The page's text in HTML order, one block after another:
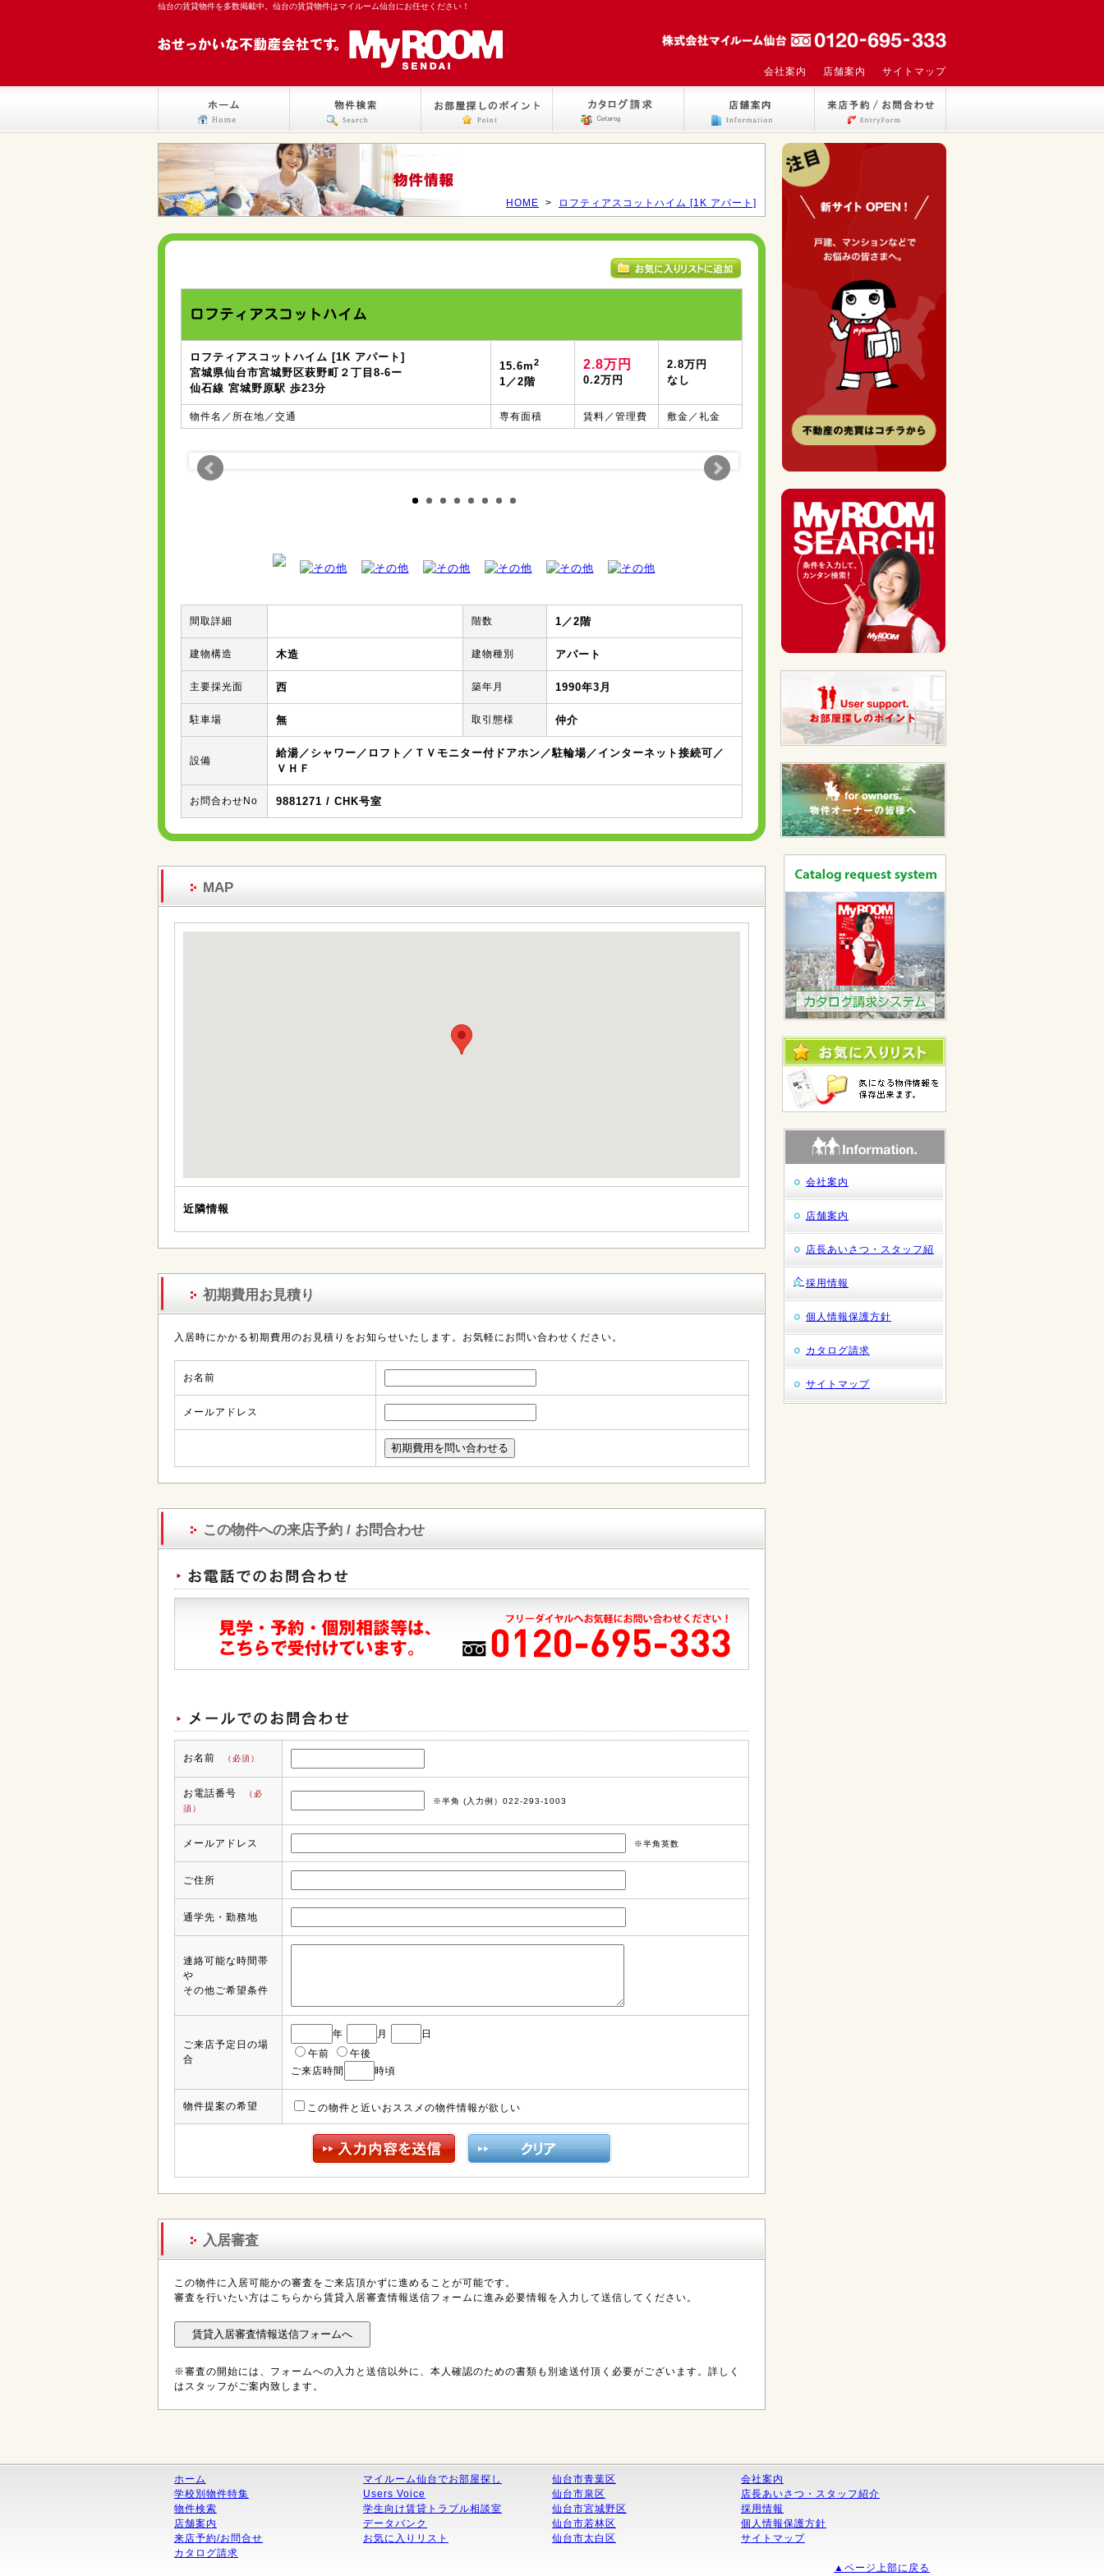
仙台の賃貸物件を多数掲載中。仙台の賃貸物件はマイルーム仙台にお任せください！
会社案内 店舗案内 サイトマップ
HOME > ロフティアスコットハイム [1K アパート]
ロフティアスコットハイム
ロフティアスコットハイム [1K アパート]
宮城県仙台市宮城野区萩野町２丁目8-6ー
仙石線 宮城野原駅 歩23分
15.6m2
1／2階
2.8万円
0.2万円
2.8万円
なし
物件名／所在地／交通 専有面積 賃料／管理費 敷金／礼金
間取詳細 階数 1／2階
建物構造 木造 建物種別 アパート
主要採光面 西 築年月 1990年3月
駐車場 無 取引態様 仲介
設備
給湯／シャワー／ロフト／ＴＶモニター付ドアホン／駐輪場／インターネット接続可／
ＶＨＦ
お問合わせNo 9881271 / CHK号室
MAP
近隣情報
初期費用お見積り
入居時にかかる初期費用のお見積りをお知らせいたします。お気軽にお問い合わせください。
お名前
メールアドレス
この物件への来店予約 / お問合わせ
お名前 （必須）
お電話番号
（必
須）
※半角 (入力例）022-293-1003
メールアドレス ※半角英数
ご住所
通学先・勤務地
連絡可能な時間帯
や
その他ご希望条件
ご来店予定日の場
合
年 月
日
午前
午後
ご来店時間
時頃
物件提案の希望 この物件と近いおススメの物件情報が欲しい
入居審査
この物件に入居可能かの審査をご来店頂かずに進めることが可能です。
審査を行いたい方はこちらから賃貸入居審査情報送信フォームに進み必要情報を入力して送信してください。
※審査の開始には、フォームへの入力と送信以外に、本人確認のための書類も別途送付頂く必要がございます。詳しく
はスタッフがご案内致します。
会社案内
店舗案内
店長あいさつ・スタッフ紹
介 採用情報
個人情報保護方針
カタログ請求
サイトマップ
ホーム
学校別物件特集
物件検索
店舗案内
来店予約/お問合せ
カタログ請求
マイルーム仙台でお部屋探し
Users Voice
学生向け賃貸トラブル相談室
データバンク
お気に入りリスト
仙台市青葉区
仙台市泉区
仙台市宮城野区
仙台市若林区
仙台市太白区
会社案内
店長あいさつ・スタッフ紹介
採用情報
個人情報保護方針
サイトマップ
▲ページ上部に戻る